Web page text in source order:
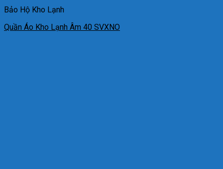
Bảo Hộ Kho Lạnh
Quần Áo Kho Lạnh Âm 40 SVXNO